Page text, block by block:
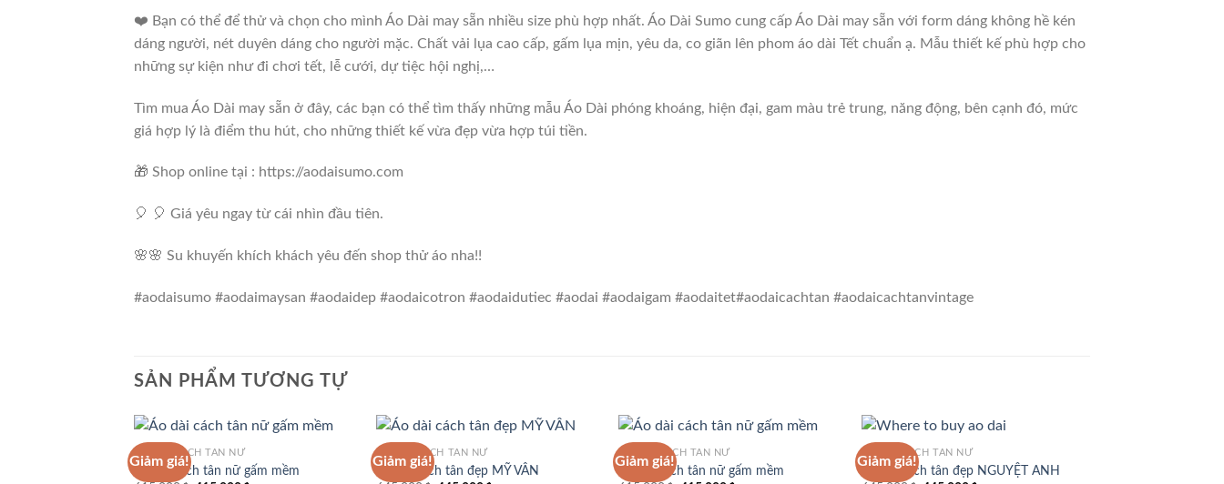
❤️ Bạn có thể để thử và chọn cho mình Áo Dài may sẵn nhiều size phù hợp nhất. Áo Dài Sumo cung cấp Áo Dài may sẵn với form dáng không hề kén
dáng người, nét duyên dáng cho người mặc. Chất vải lụa cao cấp, gấm lụa mịn, yêu da, co giãn lên phom áo dài Tết chuẩn ạ. Mẫu thiết kế phù hợp cho
những sự kiện như đi chơi tết, lễ cưới, dự tiệc hội nghị,…
Tìm mua Áo Dài may sẵn ở đây, các bạn có thể tìm thấy những mẫu Áo Dài phóng khoáng, hiện đại, gam màu trẻ trung, năng động, bên cạnh đó, mức
giá hợp lý là điểm thu hút, cho những thiết kế vừa đẹp vừa hợp túi tiền.
🎁 Shop online tại : https://aodaisumo.com
🎈 🎈 Giá yêu ngay từ cái nhìn đầu tiên.
🌸🌸 Su khuyến khích khách yêu đến shop thử áo nha!!
#aodaisumo #aodaimaysan #aodaidep #aodaicotron #aodaidutiec #aodai #aodaigam #aodaitet#aodaicachtan #aodaicachtanvintage
SẢN PHẨM TƯƠNG TỰ
Giảm giá!
ÁO DÀI CÁCH TÂN NỮ
Áo dài cách tân nữ gấm mềm
Giảm giá!
ÁO DÀI CÁCH TÂN NỮ
Áo dài cách tân đẹp MỸ VÂN
Giảm giá!
ÁO DÀI CÁCH TÂN NỮ
Áo dài cách tân nữ gấm mềm
Giảm giá!
ÁO DÀI CÁCH TÂN NỮ
Áo dài cách tân đẹp NGUYỆT ANH